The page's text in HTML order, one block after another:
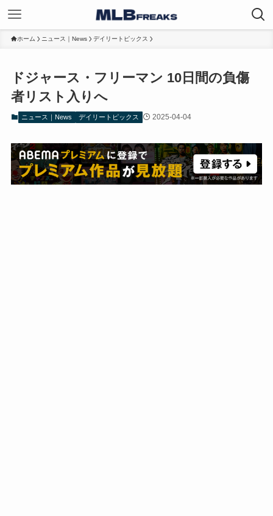
ホーム ニュース｜News デイリートピックス
ドジャース・フリーマン 10日間の負傷
者リスト入りへ
ニュース｜News デイリートピックス 2025-04-04